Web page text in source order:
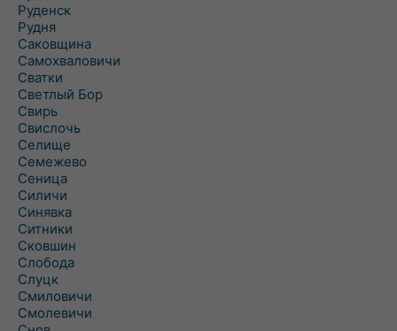
Руденск
Рудня
Саковщина
Самохваловичи
Сватки
Светлый Бор
Свирь
Свислочь
Селище
Семежево
Сеница
Силичи
Синявка
Ситники
Сковшин
Слобода
Слуцк
Смиловичи
Смолевичи